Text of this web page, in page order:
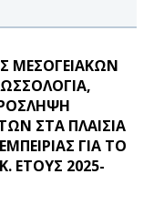
ΜΕΣΟΓΕΙΑΚΩΝ
ΣΤΑ ΠΛΑΙΣΙΑ
ΓΙΑ ΤΟ
ΕΤΟΥΣ 2025-